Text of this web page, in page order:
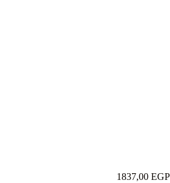
1837,00 EGP